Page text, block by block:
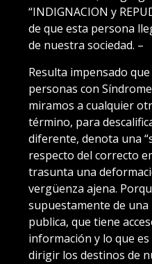
“INDIGNACION y
de que esta persona
de nuestra sociedad. –
Resulta impensado
personas con
miramos a cualquier
término, para
diferente, denota una
respecto del correcto
trasunta una
vergüenza ajena.
supuestamente de una
publica, que tiene
información y lo que
dirigir los destinos de